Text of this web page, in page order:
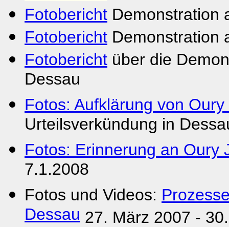
Fotobericht Demonstration
Fotobericht Demonstration
Fotobericht über die
Dessau
Fotos: Aufklärung von
Urteilsverkündung in
Fotos: Erinnerung an Oury
7.1.2008
Fotos und Videos:
Dessau 27. März 2007 -